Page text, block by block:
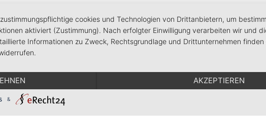
Du hast noch
Carolin & Tobias Jautz mit Emma und
cookies und Technologien von Drittanbietern, um
aktiviert (Zustimmung). Nach erfolgter Einwilligung verarbeiten wir und
Informationen zu Zweck, Rechtsgrundlage und Drittunternehmen
AKZEPTIEREN
&